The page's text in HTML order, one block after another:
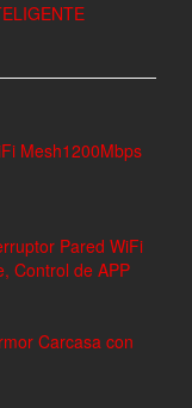
Mesh1200Mbps
Pared WiFi
Control de APP
Carcasa con